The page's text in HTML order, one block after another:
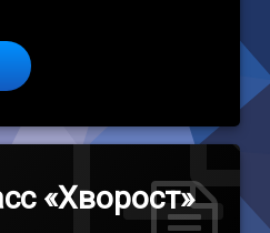
класс «Оладья из овсяных
«Хворост»